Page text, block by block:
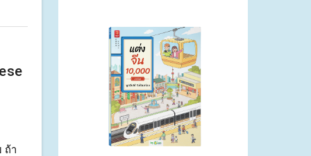
ถ้า